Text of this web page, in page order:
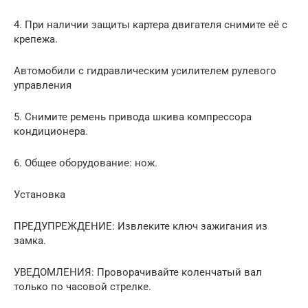
4. При наличии защиты картера двигателя снимите её с
крепежа.
Автомобили с гидравлическим усилителем рулевого
управления
5. Снимите ремень привода шкива компрессора
кондиционера.
6. Общее оборудование: нож.
Установка
ПРЕДУПРЕЖДЕНИЕ: Извлеките ключ зажигания из
замка.
УВЕДОМЛЕНИЯ: Проворачивайте коленчатый вал
только по часовой стрелке.